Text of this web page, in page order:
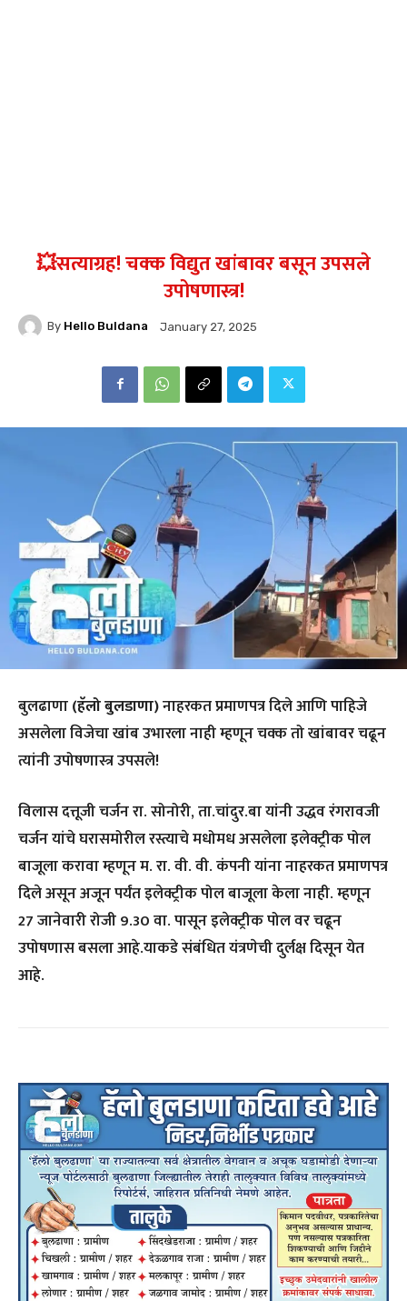
💥सत्याग्रह! चक्क विद्युत खांबावर बसून उपसले
उपोषणास्त्र!
By Hello Buldana January 27, 2025
बुलढाणा(हॅलो बुलडाणा)नाहरकत प्रमाणपत्र दिले आणि पाहिजे
असलेला विजेचा खांब उभारला नाही म्हणून चक्क तो खांबावर चढून
त्यांनी उपोषणास्त्र उपसले!
विलास दत्तूजी चर्जन रा. सोनोरी, ता.चांदुर.बा यांनी उद्धव रंगरावजी
चर्जन यांचे घरासमोरील रस्त्याचे मधोमध असलेला इलेक्ट्रीक पोल
बाजूला करावा म्हणून म. रा. वी. वी. कंपनी यांना नाहरकत प्रमाणपत्र
दिले असून अजून पर्यंत इलेक्ट्रीक पोल बाजूला केला नाही. म्हणून
27 जानेवारी रोजी 9.30 वा. पासून इलेक्ट्रीक पोल वर चढून
उपोषणास बसला आहे.याकडे संबंधित यंत्रणेची दुर्लक्ष दिसून येत
आहे.